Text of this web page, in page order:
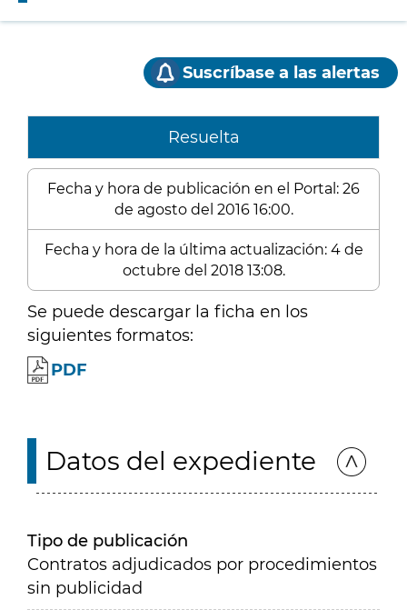
Suscríbase a las alertas
Resuelta
Fecha y hora de publicación en el Portal: 26
de agosto del 2016 16:00.
Fecha y hora de la última actualización: 4 de
octubre del 2018 13:08.
Se puede descargar la ficha en los
siguientes formatos:
PDF
Datos del expediente
Tipo de publicación
Contratos adjudicados por procedimientos
sin publicidad